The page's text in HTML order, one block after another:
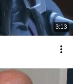
3:13